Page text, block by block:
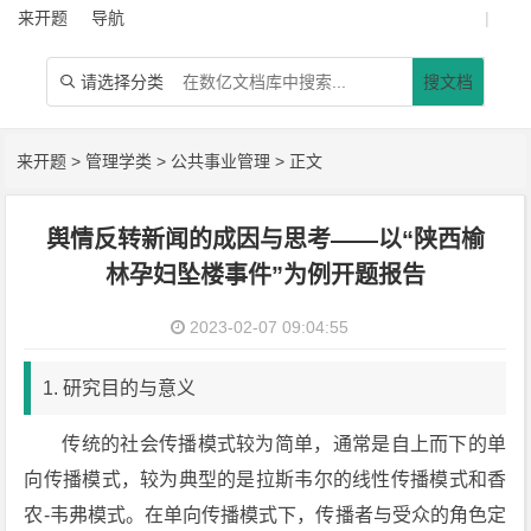
来开题 导航 |
 请选择分类 搜文档
来开题 >管理学类 > 公共事业管理 > 正文
舆情反转新闻的成因与思考——以“陕西榆
林孕妇坠楼事件”为例开题报告
2023-02-07 09:04:55
1. 研究目的与意义
传统的社会传播模式较为简单，通常是自上而下的单
向传播模式，较为典型的是拉斯韦尔的线性传播模式和香
农-韦弗模式。在单向传播模式下，传播者与受众的角色定